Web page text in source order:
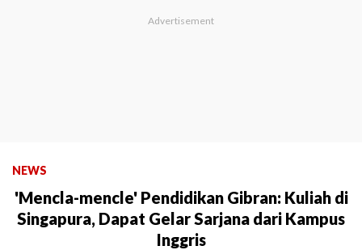
NEWS
'Mencla-mencle' Pendidikan Gibran: Kuliah di
Singapura, Dapat Gelar Sarjana dari Kampus
Inggris